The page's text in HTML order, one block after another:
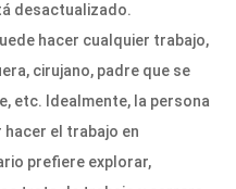
desactualizado.
hacer cualquier trabajo,
cirujano, padre que se
etc. Idealmente, la persona
el trabajo en
prefiere explorar,